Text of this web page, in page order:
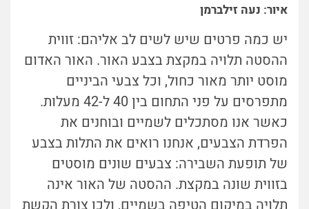
איור: נעה זילברמן
יש כמה פרטים שיש לשים לב אליהם: זווית
ההסטה תלויה במקצת בצבע האור. האור האדום
מוסט יותר מאור כחול, וכל צבעי הביניים
מתפרסים על פני התחום בין 40 ל-42 מעלות.
כאשר אנו מסתכלים לשמיים ובוחנים את
הפרדת הצבעים, אנחנו רואים את התלות בצבע
של תופעת השבירה: צבעים שונים מוסטים
בזווית שונה במקצת. ההסטה של האור אינה